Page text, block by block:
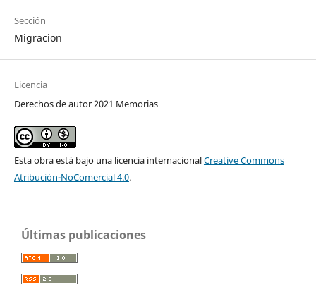
Sección
Migracion
Licencia
Derechos de autor 2021 Memorias
Esta obra está bajo una licencia internacionalCreative Commons
Atribución-NoComercial 4.0.
Últimas publicaciones